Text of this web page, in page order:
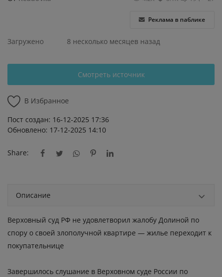
Реклама в паблике
Загружено 8 несколько месяцев назад
Смотреть источник
В Избранное
Пост создан: 16-12-2025 17:36
Обновлено: 17-12-2025 14:10
Share:
Описание
Верховный суд РФ не удовлетворил жалобу Долиной по
спору о своей злополучной квартире — жилье переходит к
покупательнице
Завершилось слушание в Верховном суде России по